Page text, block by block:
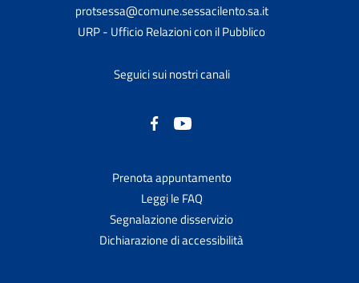
protsessa@comune.sessacilento.sa.it
URP - Ufficio Relazioni con il Pubblico
Seguici sui nostri canali
Prenota appuntamento
Leggi le FAQ
Segnalazione disservizio
Dichiarazione di accessibilità